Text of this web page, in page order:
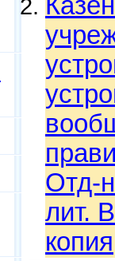
Отд-
лит.
копия